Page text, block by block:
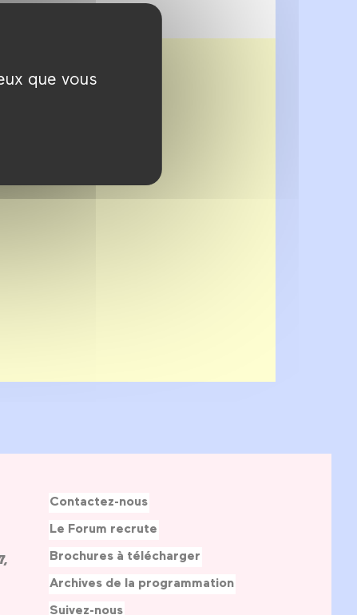
que vous
Contactez-nous
Le Forum recrute
Brochures à télécharger
Archives de la programmation
Suivez-nous